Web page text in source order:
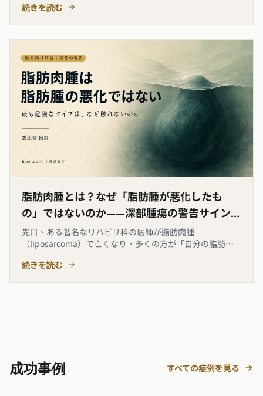
型から家族性脂肪腫症（FML）、アルコール関連の
続きを読む
脂肪肉腫とは？なぜ「脂肪腫が悪化したも
の」ではないのか——深部腫瘍の警告サインと
診断
先日、ある著名なリハビリ科の医師が脂肪肉腫
（liposarcoma）で亡くなり、多くの方が「自分の脂肪腫
つはっきりさせておきたいことがあります。脂肪肉腫は、
続きを読む
成功事例 すべての症例を見る